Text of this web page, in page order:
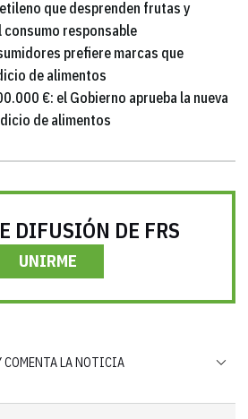
que desprenden frutas y
responsable
prefiere marcas que
de alimentos
€: el Gobierno aprueba la nueva
de alimentos
DIFUSIÓN DE FRS
UNIRME
COMENTA LA NOTICIA